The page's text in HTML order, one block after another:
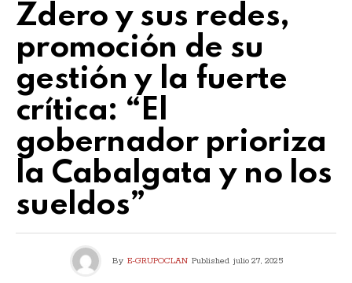
Zdero y sus redes,
promoción de su
gestión y la fuerte
crítica: “El
gobernador prioriza
la Cabalgata y no los
sueldos”
By E-GRUPOCLAN Published julio 27, 2025